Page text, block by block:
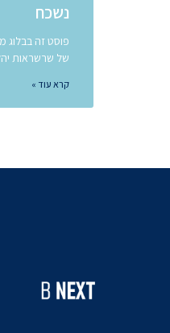
נשכח
פוסט זה
של שרשראות
קרא עוד »